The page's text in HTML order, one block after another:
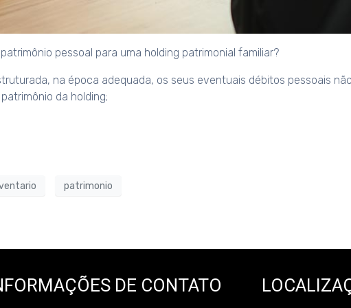
pessoal para uma holding patrimonial familiar?
na época adequada, os seus eventuais débitos pessoais não
da holding;
patrimonio
DE CONTATO